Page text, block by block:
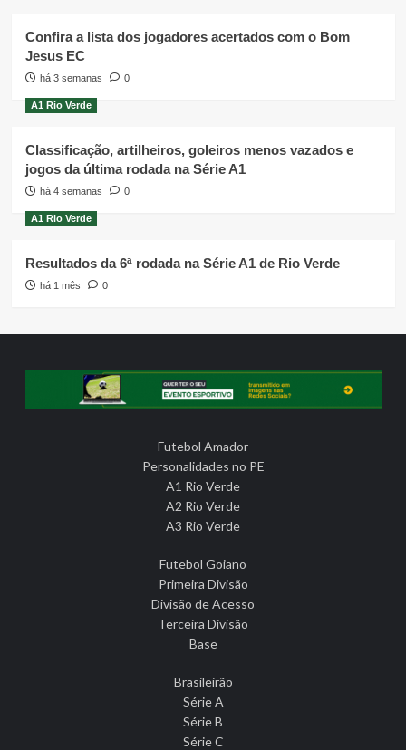
Confira a lista dos jogadores acertados com o Bom
Jesus EC
há 3 semanas 0
A1 Rio Verde
Classificação, artilheiros, goleiros menos vazados e
jogos da última rodada na Série A1
há 4 semanas 0
A1 Rio Verde
Resultados da 6ª rodada na Série A1 de Rio Verde
há 1 mês 0
Futebol Amador
Personalidades no PE
A1 Rio Verde
A2 Rio Verde
A3 Rio Verde
Futebol Goiano
Primeira Divisão
Divisão de Acesso
Terceira Divisão
Base
Brasileirão
Série A
Série B
Série C